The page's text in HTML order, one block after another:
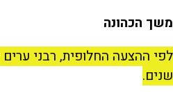
משך הכהונה
לפי ההצעה החלופית, רבני
שנים.